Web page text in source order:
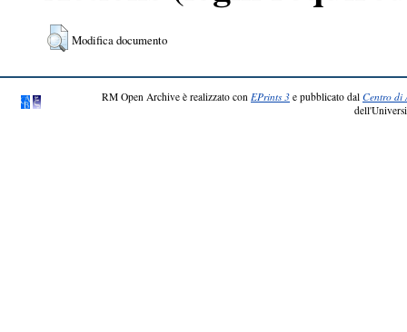
Modifica documento
RM Open Archive è realizzato con EPrints 3 e pubblicato dal Centro di